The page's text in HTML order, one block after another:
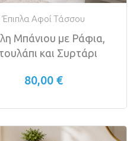
Έπιπλα Αφοί Τάσσου
Μπάνιου με Ράφια,
και Συρτάρι
80,00 €